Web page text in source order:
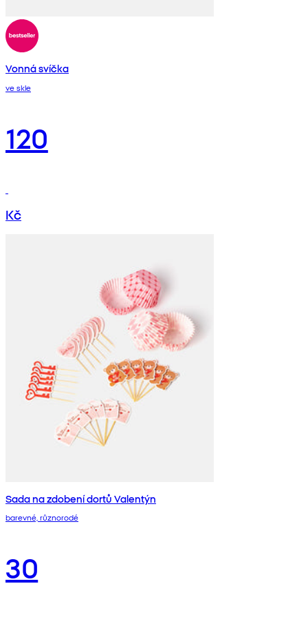
Vonná svíčka
ve skle
120
Kč
Sada na zdobení dortů Valentýn
barevné, různorodé
30